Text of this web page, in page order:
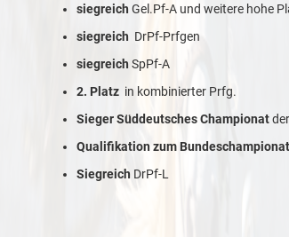
siegreich Gel.Pf-A und weitere hohe
siegreich DrPf-Prfgen
siegreichSpPf-A
2. Platz in kombinierter Prfg.
Sieger Süddeutsches Championat
Qualifikation zum Bundeschampionat
Siegreich DrPf-L